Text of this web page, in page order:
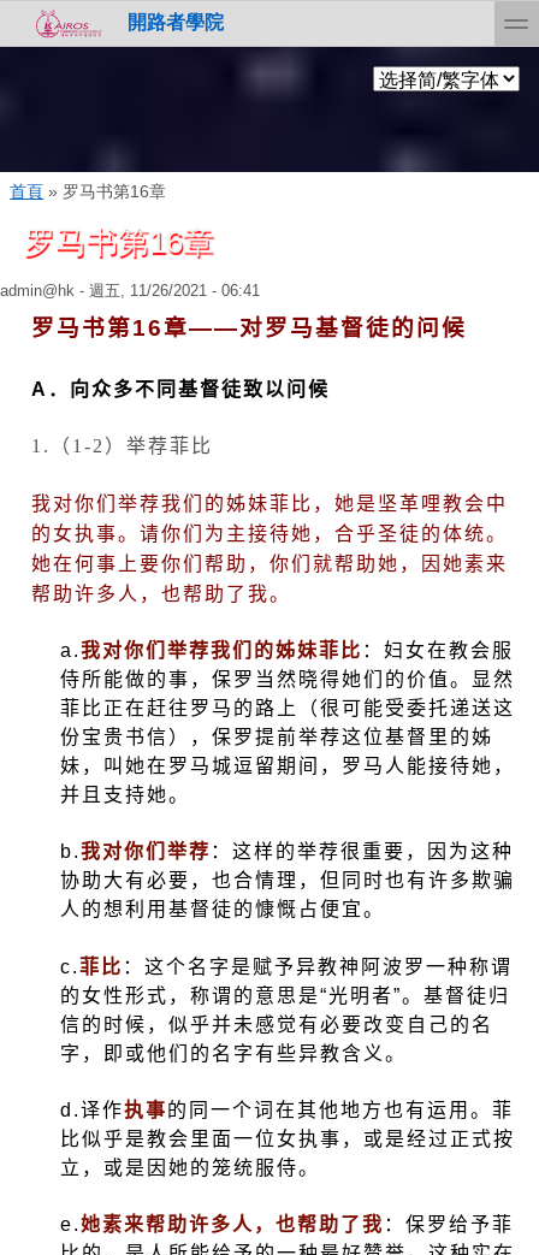
移至主內容
Skip to search
開路者學院
您在這裡
首頁 » 罗马书第16章
罗马书第16章
admin@hk - 週五, 11/26/2021 - 06:41
罗马书第16章——对罗马基督徒的问候
A ．向众多不同基督徒致以问候
1. （ 1-2 ）举荐菲比
我对你们举荐我们的姊妹菲比，她是坚革哩教会中
的女执事。请你们为主接待她，合乎圣徒的体统。
她在何事上要你们帮助，你们就帮助她，因她素来
帮助许多人，也帮助了我。
a.我对你们举荐我们的姊妹菲比 ：妇女在教会服
侍所能做的事，保罗当然晓得她们的价值。显然
菲比正在赶往罗马的路上（很可能受委托递送这
份宝贵书信），保罗提前举荐这位基督里的姊
妹，叫她在罗马城逗留期间，罗马人能接待她，
并且支持她。
b.我对你们举荐 ：这样的举荐很重要，因为这种
协助大有必要，也合情理，但同时也有许多欺骗
人的想利用基督徒的慷慨占便宜。
c.菲比 ：这个名字是赋予异教神阿波罗一种称谓
的女性形式，称谓的意思是“光明者”。基督徒归
信的时候，似乎并未感觉有必要改变自己的名
字，即或他们的名字有些异教含义。
d.译作执事的同一个词在其他地方也有运用。菲
比似乎是教会里面一位女执事，或是经过正式按
立，或是因她的笼统服侍。
e.她素来帮助许多人，也帮助了我 ：保罗给予菲